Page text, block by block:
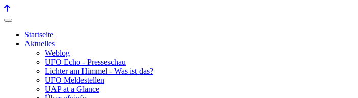
Startseite
Aktuelles
Weblog
UFO Echo - Presseschau
Lichter am Himmel - Was ist das?
UFO Meldestellen
UAP at a Glance